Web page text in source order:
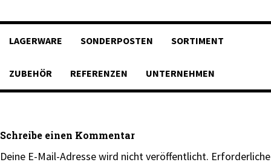
LAGERWARE SONDERPOSTEN SORTIMENT
ZUBEHÖR REFERENZEN UNTERNEHMEN
Schreibe einen Kommentar
Deine E-Mail-Adresse wird nicht veröffentlicht. Erforderliche